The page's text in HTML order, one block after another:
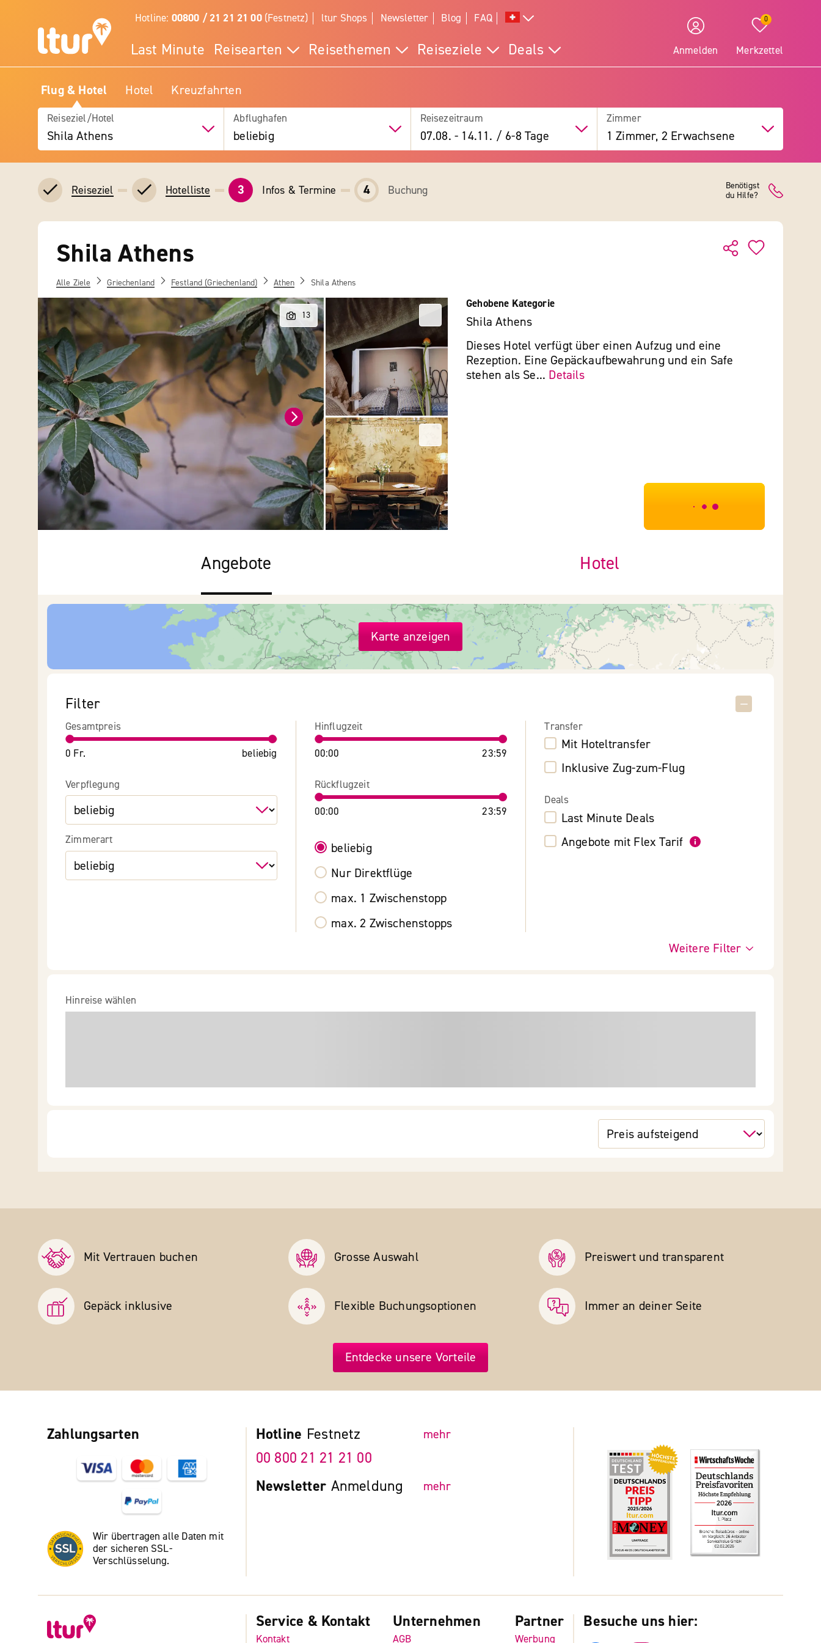
Hotline: 00800 / 21 21 21 00(Festnetz) ltur Shops Newsletter Blog FAQ
Last Minute Reisearten Reisethemen Reiseziele Deals Anmelden
0
Merkzettel
Flug & Hotel Hotel Kreuzfahrten
Reiseziel/Hotel
Shila Athens
Abflughafen
beliebig
Reisezeitraum
07.08. - 14.11. / 6-8 Tage
Zimmer
1 Zimmer, 2 Erwachsene
Reiseziel Hotelliste 3 Infos & Termine 4 Buchung
Benötigst
du Hilfe?
Shila Athens
Alle Ziele Griechenland Festland (Griechenland) Athen Shila Athens
Gehobene Kategorie
Shila Athens
Dieses Hotel verfügt über einen Aufzug und eine
Rezeption. Eine Gepäckaufbewahrung und ein Safe
stehen als Se... Details
***************
Angebote Hotel
Karte anzeigen
Filter
Gesamtpreis
0 Fr. beliebig
Verpflegung
Zimmerart
Hinflugzeit
00:00 23:59
Rückflugzeit
00:00 23:59
beliebig
Nur Direktflüge
max. 1 Zwischenstopp
max. 2 Zwischenstopps
Transfer
Mit Hoteltransfer
Inklusive Zug-zum-Flug
Deals
Last Minute Deals
Angebote mit Flex Tarif
Weitere Filter
Hinreise wählen
Mit Vertrauen buchen Grosse Auswahl Preiswert und transparent
Gepäck inklusive Flexible Buchungs­optionen Immer an deiner Seite
Entdecke unsere Vorteile
Zahlungsarten
Wir übertragen alle Daten mit
der sicheren SSL-
Verschlüsselung.
Hotline Festnetz mehr
00 800 21 21 21 00
Newsletter Anmeldung mehr
Service & Kontakt
Kontakt
Unternehmen
AGB
Partner
Werbung
Besuche uns hier: